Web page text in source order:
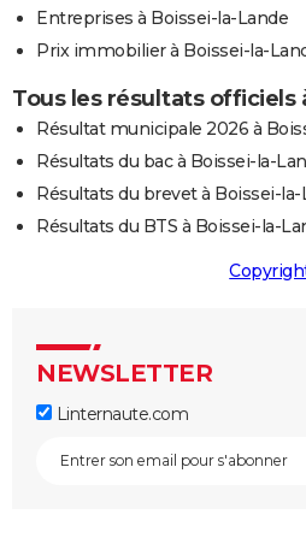
Entreprises à Boissei-la-Lande
Prix immobilier à Boissei-la-
Tous les résultats officiels
Résultat municipale 2026 à
Résultats du bac à Boissei-la-
Résultats du brevet à Boissei-la-
Résultats du BTS à Boissei-la-
NEWSLETTER
Linternaute.com